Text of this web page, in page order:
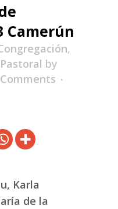
Camerún
,
Pastoral by
Karla
de la